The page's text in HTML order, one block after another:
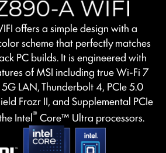
offers a simple design with a
scheme that perfectly matches
PC builds. It is engineered with
of MSI including true Wi-Fi 7
LAN, Thunderbolt 4, PCIe 5.0
Frozr II, and Supplemental PCIe
Intel®Core™ Ultra processors.